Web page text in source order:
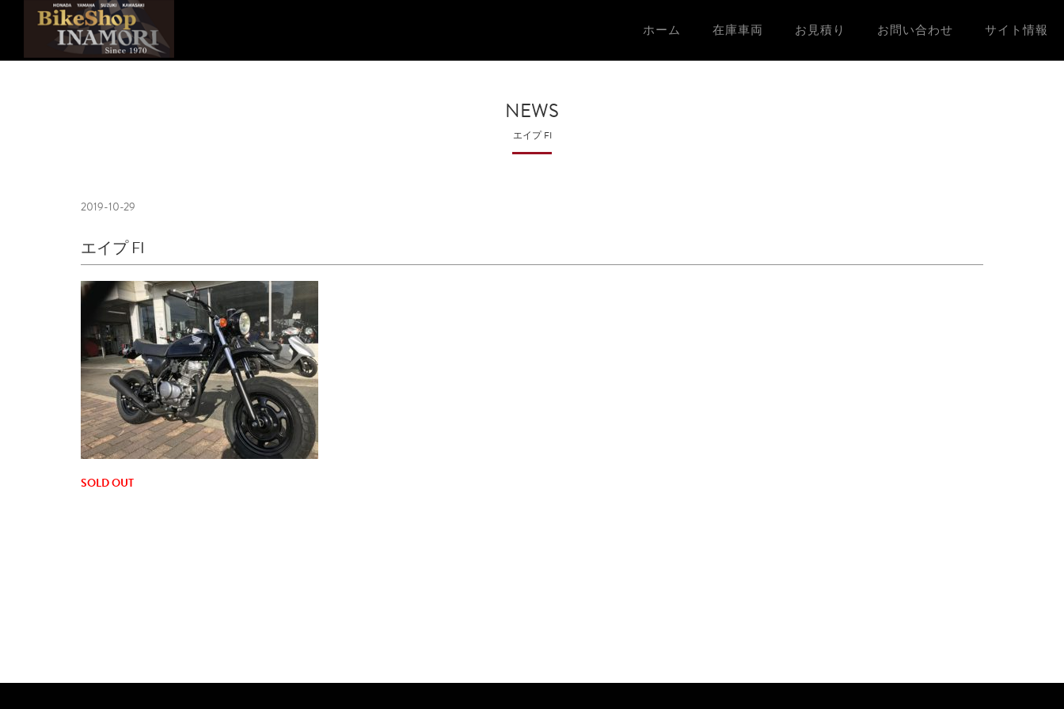
ホーム 在庫車両 お見積り お問い合わせ サイト情報
NEWS
エイプ FI
2019-10-29
エイプ FI
SOLD OUT